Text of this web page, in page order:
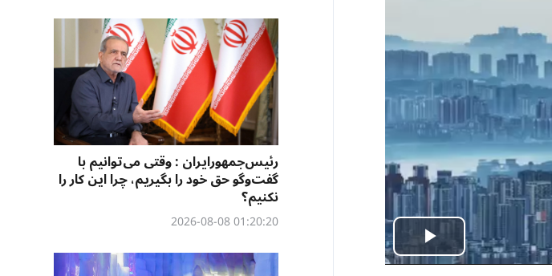
Play
رئیس‌جمهورایران : وقتی می‌توانیم با
گفت‌وگو حق خود را بگیریم، چرا این کار را
نکنیم؟
01:20:20 2026-08-08